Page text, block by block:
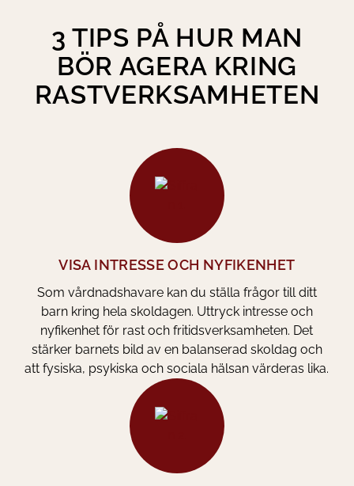
3 TIPS PÅ HUR MAN
BÖR AGERA KRING
RAST­VERKSAMHETEN
VISA INTRESSE OCH NYFIKENHET
Som vårdnadshavare kan du ställa frågor till ditt
barn kring hela skoldagen. Uttryck intresse och
nyfikenhet för rast och fritidsverksamheten. Det
stärker barnets bild av en balanserad skoldag och
att fysiska, psykiska och sociala hälsan värderas lika.